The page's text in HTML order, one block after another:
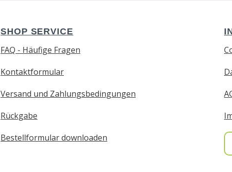
SHOP SERVICE
FAQ - Häufige Fragen
Kontaktformular
Versand und Zahlungsbedingungen
Rückgabe
Bestellformular downloaden